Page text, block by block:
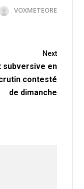
VOXMETEORE
Next
subversive en
contesté
de dimanche